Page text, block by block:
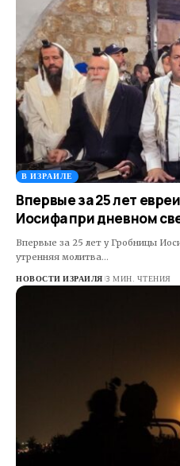
В ИЗРАИЛЕ
Впервые за 25 лет
Иосифа при дневном
Впервые за 25 лет у Гробницы
утренняя молитва…
НОВОСТИ ИЗРАИЛЯ 3 МИН. ЧТЕНИЯ